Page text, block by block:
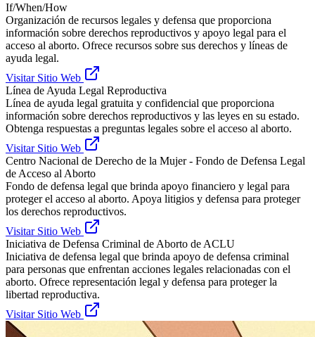
If/When/How
Organización de recursos legales y defensa que proporciona
información sobre derechos reproductivos y apoyo legal para el
acceso al aborto. Ofrece recursos sobre sus derechos y líneas de
ayuda legal.
Visitar Sitio Web
Línea de Ayuda Legal Reproductiva
Línea de ayuda legal gratuita y confidencial que proporciona
información sobre derechos reproductivos y las leyes en su estado.
Obtenga respuestas a preguntas legales sobre el acceso al aborto.
Visitar Sitio Web
Centro Nacional de Derecho de la Mujer - Fondo de Defensa Legal
de Acceso al Aborto
Fondo de defensa legal que brinda apoyo financiero y legal para
proteger el acceso al aborto. Apoya litigios y defensa para proteger
los derechos reproductivos.
Visitar Sitio Web
Iniciativa de Defensa Criminal de Aborto de ACLU
Iniciativa de defensa legal que brinda apoyo de defensa criminal
para personas que enfrentan acciones legales relacionadas con el
aborto. Ofrece representación legal y defensa para proteger la
libertad reproductiva.
Visitar Sitio Web